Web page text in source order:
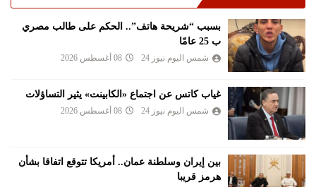
بسبب “شريحة هاتف”.. الحكم على طالب مصري
ب 25 عامًا
شمس اليوم نيوز 24 08 أغسطس 2026
غياب كاتس عن اجتماع «الكابينت» يثير التساؤلات
شمس اليوم نيوز 24 08 أغسطس 2026
بين إيران وسلطنة عمان.. أمريكا تتوقع اتفاقا بشأن
هرمز قريبا